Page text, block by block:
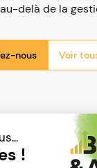
delà de la
nous Voir